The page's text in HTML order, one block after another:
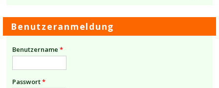
Benutzeranmeldung
Benutzername*
Passwort*